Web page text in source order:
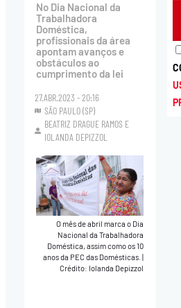
No Dia Nacional da
Trabalhadora
Doméstica,
profissionais da área
apontam avanços e
obstáculos ao
cumprimento da lei
27.ABR.2023 - 20:16
SÃO PAULO (SP)
BEATRIZ DRAGUE RAMOS E
IOLANDA DEPIZZOL
O mês de abril marca o Dia
Nacional da Trabalhadora
Doméstica, assim como os 10
anos da PEC das Domésticas.
Crédito: Iolanda Depizzol